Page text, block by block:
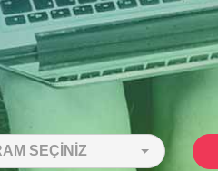
SEÇINIZ